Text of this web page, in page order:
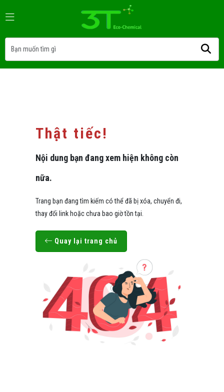
Thật tiếc!
Nội dung bạn đang xem hiện không còn
nữa.
Trang bạn đang tìm kiếm có thể đã bị xóa, chuyển đi,
thay đổi link hoặc chưa bao giờ tồn tại.
Quay lại trang chủ